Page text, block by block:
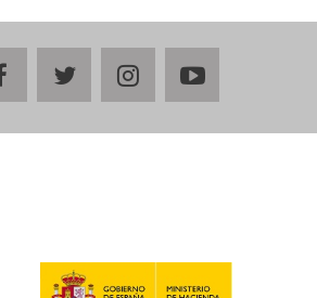
facebooktwitterinstagramyoutube